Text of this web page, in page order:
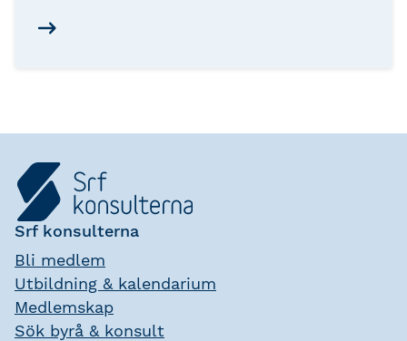
bygger din kompetens till nästa nivå i
Srf konsulterna
Bli medlem
Utbildning & kalendarium
Medlemskap
Sök byrå & konsult